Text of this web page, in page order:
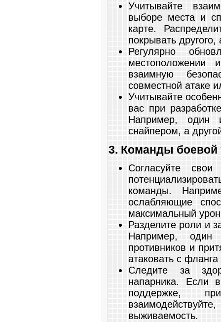
Учитывайте
выборе места и
карте.
покрывать другого,
Регулярно
местоположении
взаимную
совместной атаке
Учитывайте
вас при
Например, один
снайпером, а
3. Команды боевой
Согласуйте
команды.
ослабляющие
максимальный
Разделите роли и
Например, один
противников и
атаковать с
Следите за
напарника. Если
поддержке,
выживаемость.